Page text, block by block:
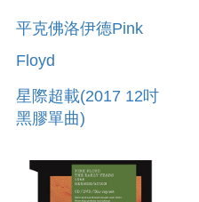
平克佛洛伊德Pink
Floyd
星際超載(2017 12吋
黑膠單曲)
OVERDRIVE(2017
VINYL)